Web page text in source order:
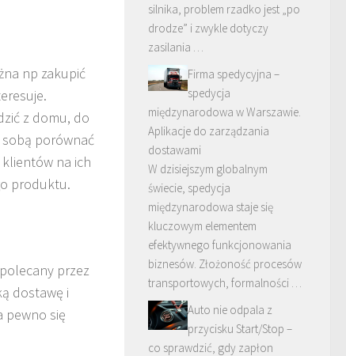
np zakupić
z domu, do
porównać
klientów na ich
produktu.
przez
dostawę i
pewno się
silnika, problem rzadko jest „po
drodze” i zwykle dotyczy
zasilania …
Firma spedycyjna –
spedycja
międzynarodowa w Warszawie.
Aplikacje do zarządzania
dostawami
W dzisiejszym globalnym
świecie, spedycja
międzynarodowa staje się
kluczowym elementem
efektywnego funkcjonowania
biznesów. Złożoność procesów
transportowych, formalności …
Auto nie odpala z
przycisku Start/Stop –
co sprawdzić, gdy zapłon